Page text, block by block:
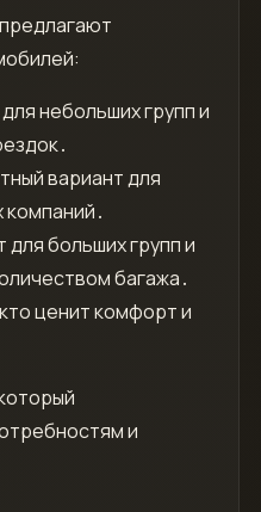
небольших групп и
вариант для
больших групп и
багажа․
ценит комфорт и
и